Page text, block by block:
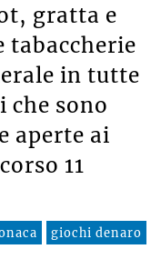
gratta e
tabaccherie
in tutte
sono
aperte ai
11
giochi denaro